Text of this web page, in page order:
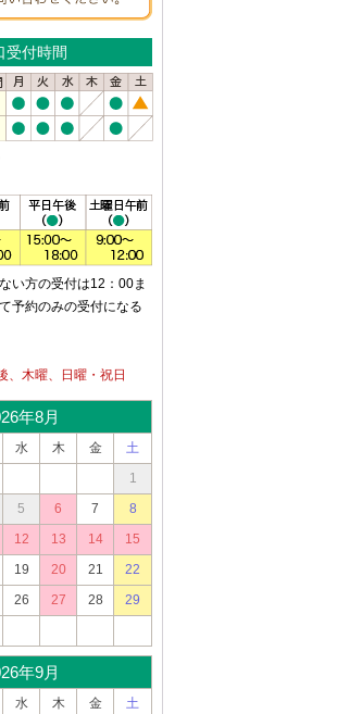
受付時間
い方の受付は12：00ま
予約のみの受付になる
、木曜、日曜・祝日
年8月
水 木 金
土
1
5 6 7
8
12 13 14
15
19 20 21
22
26 27 28
29
年9月
水 木 金
土